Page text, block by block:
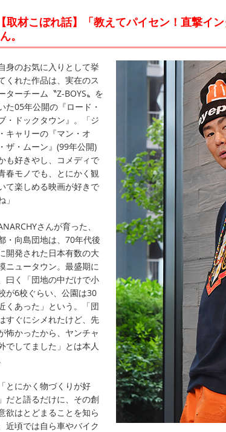
【取材こぼれ話】「教えてパイセン！直撃イ
。
身のお気に入りとして挙
くれた作品は、実在のス
ターチーム〝Z-BOYS〟を
た05年公開の『ロード・
・ドックタウン』。「ジ
キャリーの『マン・オ
ザ・ムーン』(99年公開)
も好きやし、コメディで
春モノでも、とにかく観
て楽しめる映画が好きで
」
さんが育った、
・向島団地は、70年代後
開発された日本有数の大
ニュータウン。最盛期に
曰く「団地の中だけで小
が6校ぐらい、公園は30
くあった」という。「団
すぐにシメれたけど、先
怖かったから、ヤンチャ
でしてました」とは本人
とにかく物づくりが好
だと語るだけに、その創
欲はとどまることを知ら
近頃では自ら車やバイク